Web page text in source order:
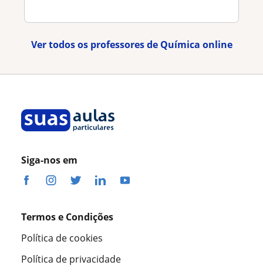
Ver todos os professores de Química online
Siga-nos em
Termos e Condições
Política de cookies
Política de privacidade